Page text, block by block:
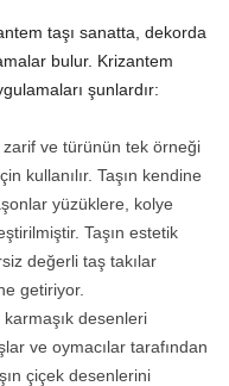
taşı sanatta, dekorda
bulur. Krizantem
şunlardır:
zarif ve türünün tek örneği
kullanılır. Taşın kendine
yüzüklere, kolye
Taşın estetik
değerli taş takılar
getiriyor.
desenleri
ve oymacılar tarafından
çiçek desenlerini